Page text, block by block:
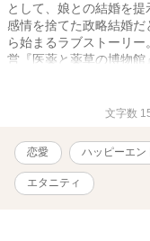
として、娘との結婚を提
感情を捨てた政略結婚
ら始まるラブストーリ
営『医薬と薬草の博物
IGS製薬 代表取締役社
する人物・団体・名称
文字数
恋愛 ハッピーエン
エタニティ